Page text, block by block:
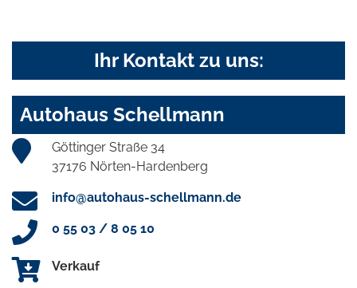
Ihr Kontakt zu uns:
Autohaus Schellmann
Göttinger Straße 34
37176 Nörten-Hardenberg
info@autohaus-schellmann.de
0 55 03 / 8 05 10
Verkauf